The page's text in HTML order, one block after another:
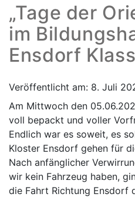
„Tage der
im
Ensdorf
Veröffentlicht am: 8. Juli
Am Mittwoch den
voll bepackt und voller
Endlich war es soweit, es
Kloster Ensdorf gehen für
Nach anfänglicher
wir kein Fahrzeug haben,
die Fahrt Richtung Ensdorf